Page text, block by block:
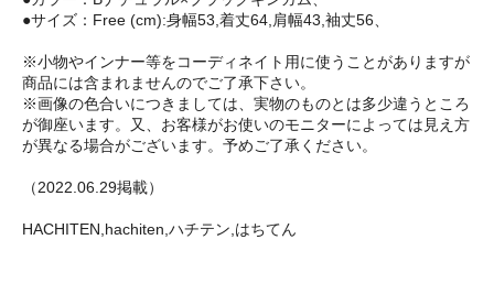
●サイズ：Free (cm):身幅53,着丈64,肩幅43,袖丈56、
※小物やインナー等をコーディネイト用に使うことがありますが
商品には含まれませんのでご了承下さい。
※画像の色合いにつきましては、実物のものとは多少違うところ
が御座います。又、お客様がお使いのモニターによっては見え方
が異なる場合がございます。予めご了承ください。
（2022.06.29掲載）
HACHITEN,hachiten,ハチテン,はちてん